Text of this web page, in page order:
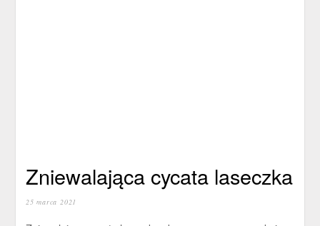
Zniewalająca cycata laseczka
25 marca 2021